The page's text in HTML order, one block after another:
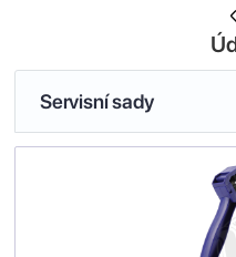
Servisní sady